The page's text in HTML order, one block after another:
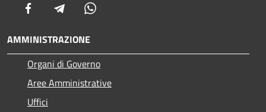
Facebook Telegram
AMMINISTRAZIONE
Organi di Governo
Aree Amministrative
Uffici